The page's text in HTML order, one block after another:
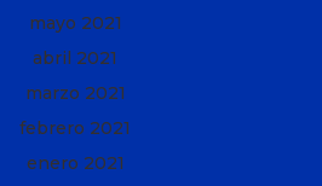
mayo 2021
abril 2021
marzo 2021
febrero 2021
enero 2021